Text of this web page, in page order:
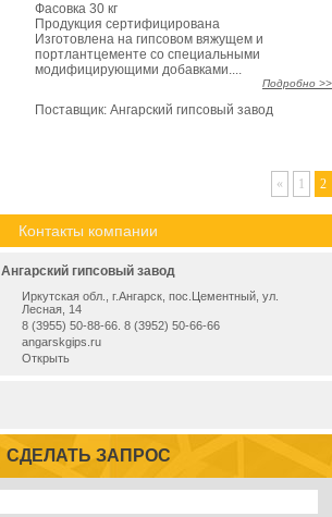
Фасовка 30 кг
Продукция сертифицирована
Изготовлена на гипсовом вяжущем и
портлантцементе со специальными
модифицирующими добавками....
Подробно >>
Поставщик: Ангарский гипсовый завод
« 1 2
Контакты компании
Ангарский гипсовый завод
Иркутская обл., г.Ангарск, пос.Цементный, ул.
Лесная, 14
8 (3955) 50-88-66. 8 (3952) 50-66-66
angarskgips.ru
Открыть
СДЕЛАТЬ ЗАПРОС